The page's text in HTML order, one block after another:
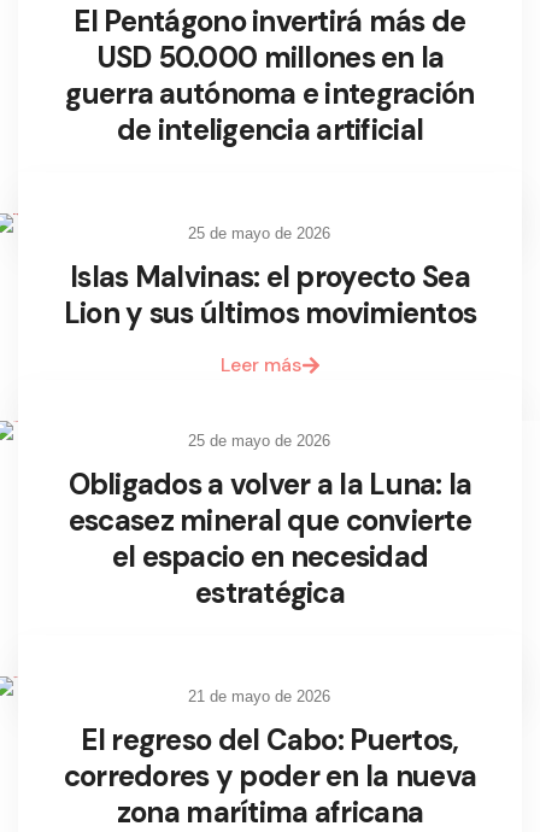
El Pentágono invertirá más de
USD 50.000 millones en la
guerra autónoma e integración
de inteligencia artificial
25 de mayo de 2026
Islas Malvinas: el proyecto Sea
Lion y sus últimos movimientos
Leer más
25 de mayo de 2026
Obligados a volver a la Luna: la
escasez mineral que convierte
el espacio en necesidad
estratégica
21 de mayo de 2026
El regreso del Cabo: Puertos,
corredores y poder en la nueva
zona marítima africana